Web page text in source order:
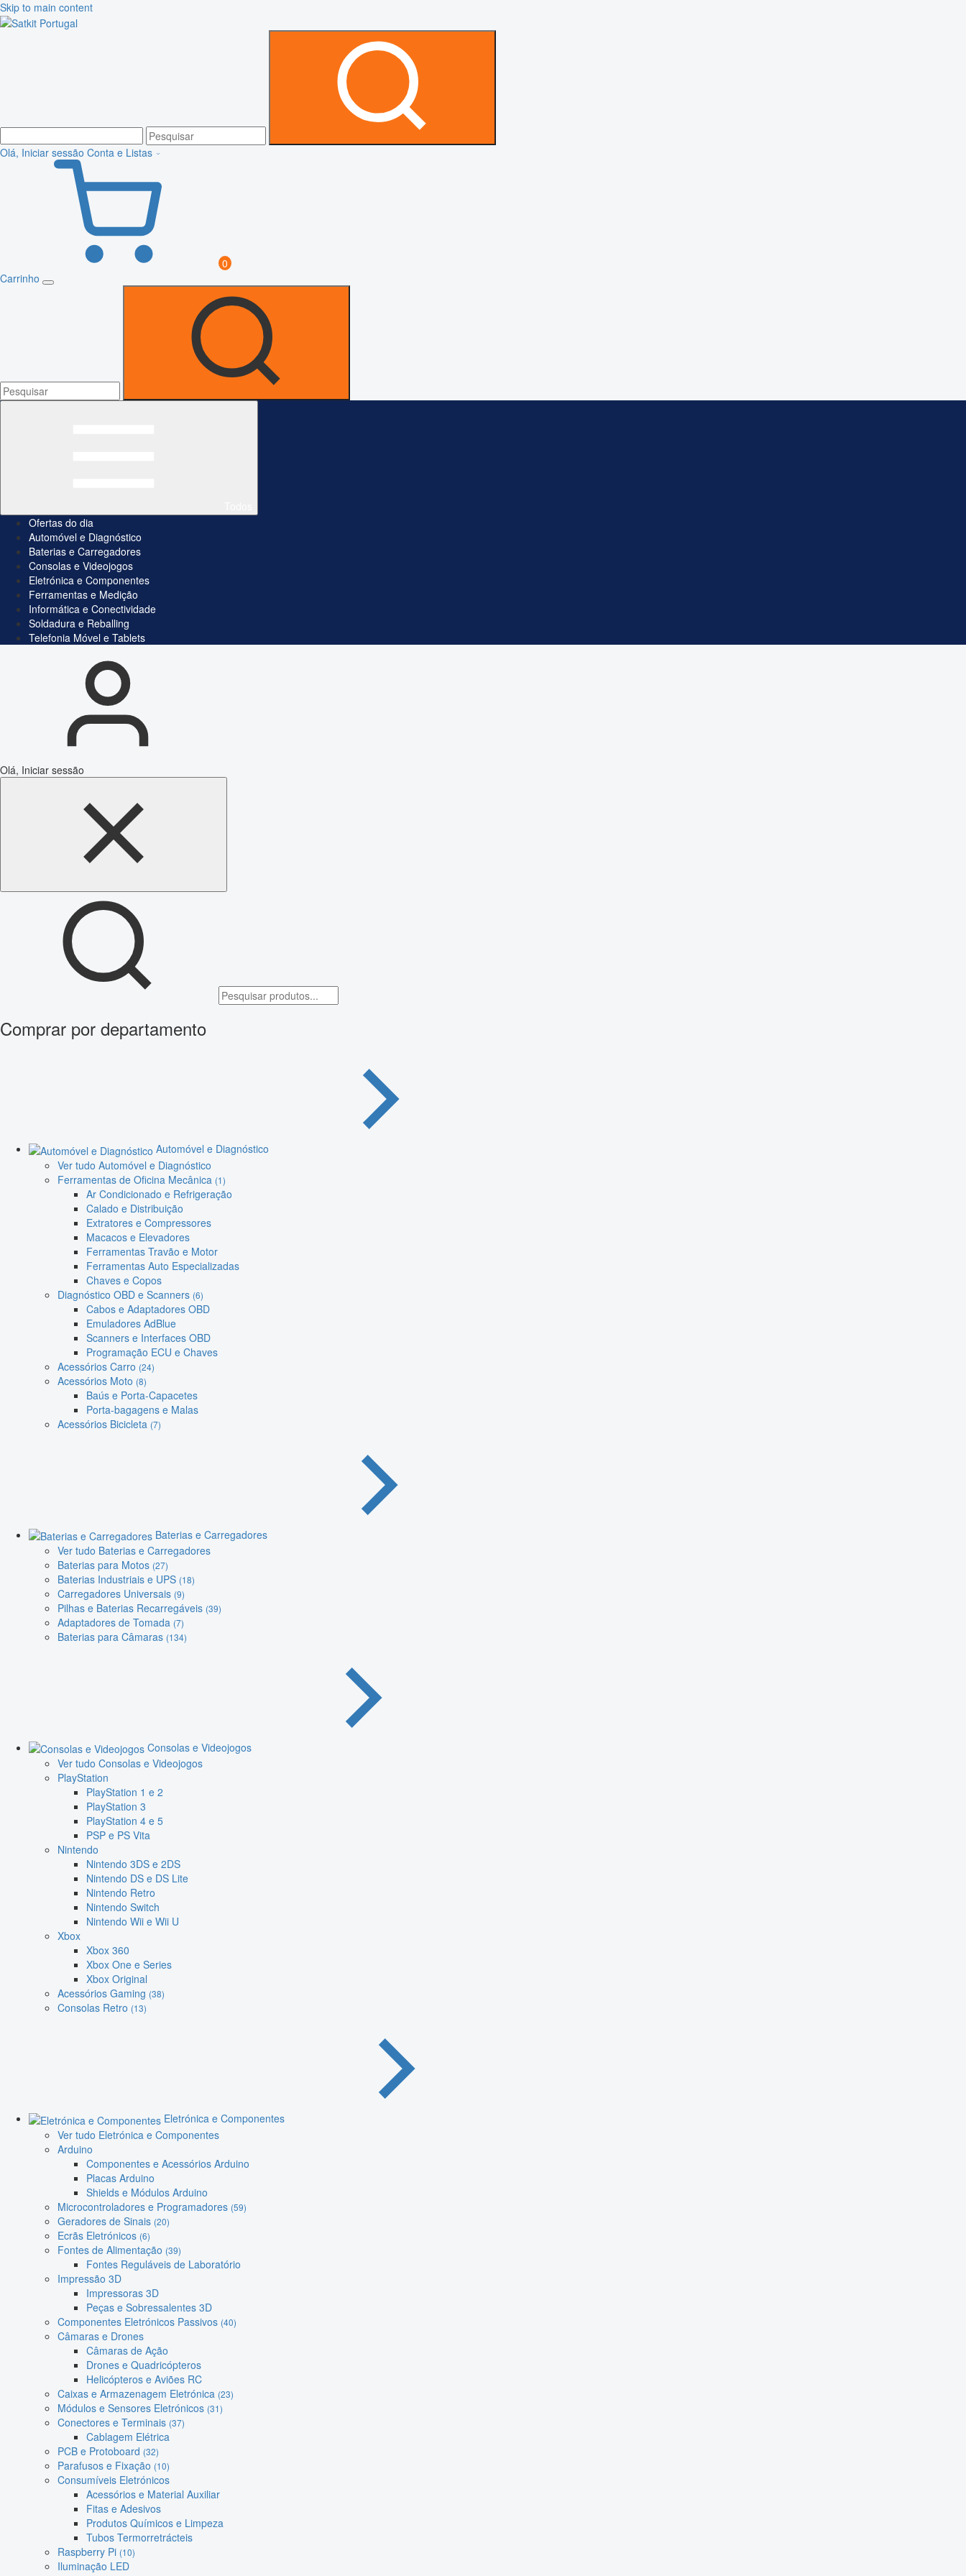
Skip to main content
Olá, Iniciar sessão Conta e Listas
0
Carrinho
Ofertas do dia
Automóvel e Diagnóstico
Baterias e Carregadores
Consolas e Videojogos
Eletrónica e Componentes
Ferramentas e Medição
Informática e Conectividade
Soldadura e Reballing
Telefonia Móvel e Tablets
Olá, Iniciar sessão
Comprar por departamento
Automóvel e Diagnóstico
Ver tudo Automóvel e Diagnóstico
Ferramentas de Oficina Mecânica (1)
Ar Condicionado e Refrigeração
Calado e Distribuição
Extratores e Compressores
Macacos e Elevadores
Ferramentas Travão e Motor
Ferramentas Auto Especializadas
Chaves e Copos
Diagnóstico OBD e Scanners (6)
Cabos e Adaptadores OBD
Emuladores AdBlue
Scanners e Interfaces OBD
Programação ECU e Chaves
Acessórios Carro (24)
Acessórios Moto (8)
Baús e Porta-Capacetes
Porta-bagagens e Malas
Acessórios Bicicleta (7)
Baterias e Carregadores
Ver tudo Baterias e Carregadores
Baterias para Motos (27)
Baterias Industriais e UPS (18)
Carregadores Universais (9)
Pilhas e Baterias Recarregáveis (39)
Adaptadores de Tomada (7)
Baterias para Câmaras (134)
Consolas e Videojogos
Ver tudo Consolas e Videojogos
PlayStation
PlayStation 1 e 2
PlayStation 3
PlayStation 4 e 5
PSP e PS Vita
Nintendo
Nintendo 3DS e 2DS
Nintendo DS e DS Lite
Nintendo Retro
Nintendo Switch
Nintendo Wii e Wii U
Xbox
Xbox 360
Xbox One e Series
Xbox Original
Acessórios Gaming (38)
Consolas Retro (13)
Eletrónica e Componentes
Ver tudo Eletrónica e Componentes
Arduino
Componentes e Acessórios Arduino
Placas Arduino
Shields e Módulos Arduino
Microcontroladores e Programadores (59)
Geradores de Sinais (20)
Ecrãs Eletrónicos (6)
Fontes de Alimentação (39)
Fontes Reguláveis de Laboratório
Impressão 3D
Impressoras 3D
Peças e Sobressalentes 3D
Componentes Eletrónicos Passivos (40)
Câmaras e Drones
Câmaras de Ação
Drones e Quadricópteros
Helicópteros e Aviões RC
Caixas e Armazenagem Eletrónica (23)
Módulos e Sensores Eletrónicos (31)
Conectores e Terminais (37)
Cablagem Elétrica
PCB e Protoboard (32)
Parafusos e Fixação (10)
Consumíveis Eletrónicos
Acessórios e Material Auxiliar
Fitas e Adesivos
Produtos Químicos e Limpeza
Tubos Termorretrácteis
Raspberry Pi (10)
Iluminação LED